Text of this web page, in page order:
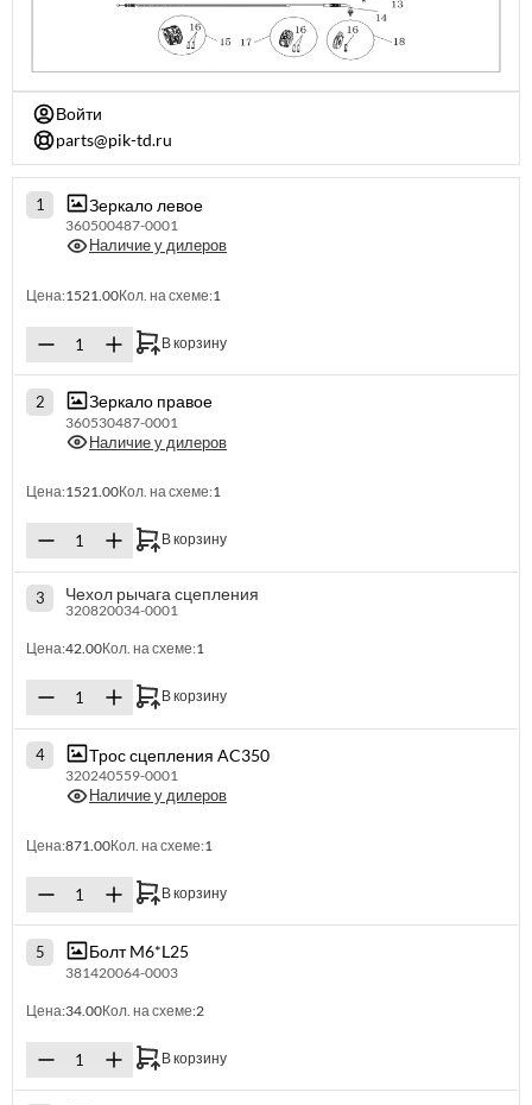
Войти
parts@pik-td.ru
1 Зеркало левое
360500487-0001
Наличие у дилеров
Цена:1521.00Кол. на схеме:1
В корзину
2 Зеркало правое
360530487-0001
Наличие у дилеров
Цена:1521.00Кол. на схеме:1
В корзину
3 Чехол рычага сцепления
320820034-0001
Цена:42.00Кол. на схеме:1
В корзину
4 Трос сцепления AC350
320240559-0001
Наличие у дилеров
Цена:871.00Кол. на схеме:1
В корзину
5 Болт M6*L25
381420064-0003
Цена:34.00Кол. на схеме:2
В корзину